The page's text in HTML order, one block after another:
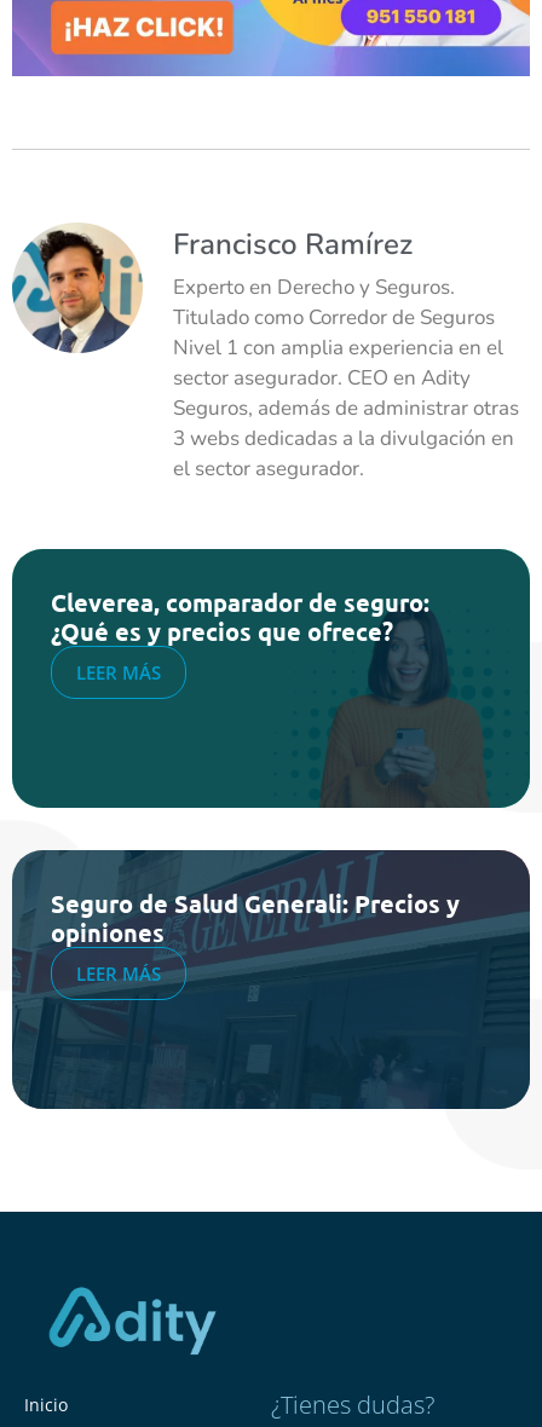
Francisco Ramírez
Experto en Derecho y Seguros.
Titulado como Corredor de Seguros
Nivel 1 con amplia experiencia en el
sector asegurador. CEO en Adity
Seguros, además de administrar otras
3 webs dedicadas a la divulgación en
el sector asegurador.
Cleverea, comparador de seguro:
¿Qué es y precios que ofrece?
LEER MÁS
Seguro de Salud Generali: Precios y
opiniones
LEER MÁS
Inicio ¿Tienes dudas?